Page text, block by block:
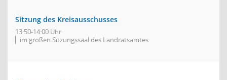
Sitzung des Kreisausschusses
13:50-14:00 Uhr
im großen Sitzungssaal des Landratsamtes